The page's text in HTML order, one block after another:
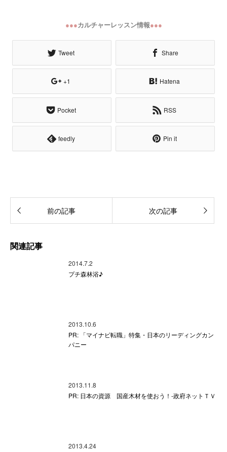
●●●カルチャーレッスン情報●●●
Tweet Share
+1 Hatena
Pocket RSS
feedly Pin it
前の記事 次の記事
関連記事
2014.7.2
プチ森林浴♪
2013.10.6
PR: 「マイナビ転職」特集・日本のリーディングカン
パニー
2013.11.8
PR: 日本の資源 国産木材を使おう！-政府ネットＴＶ
2013.4.24